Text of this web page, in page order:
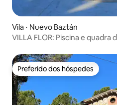
Vila ⋅ Nuevo Baztán
VILLA FLOR: Piscina e quadra
Preferido dos hóspedes
Preferido dos hóspedes